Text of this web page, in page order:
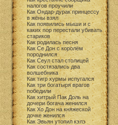
налогов проучили
Как Ондар-дурак принцессу
в жёны взял
Как появились мыши и с
каких пор перестали убивать
стариков
Как родилась песня
Как Се Дон с королём
породнился
Как Сеул стал столицей
Как состязались два
волшебника
Как тигр хурмы испугался
Как три богатыря врагов
победили
Как хитрый Пак Доль на
дочери богача женился
Как Хо Дон на княжеской
дочке женился
Как Эвьян утопил кэлэ